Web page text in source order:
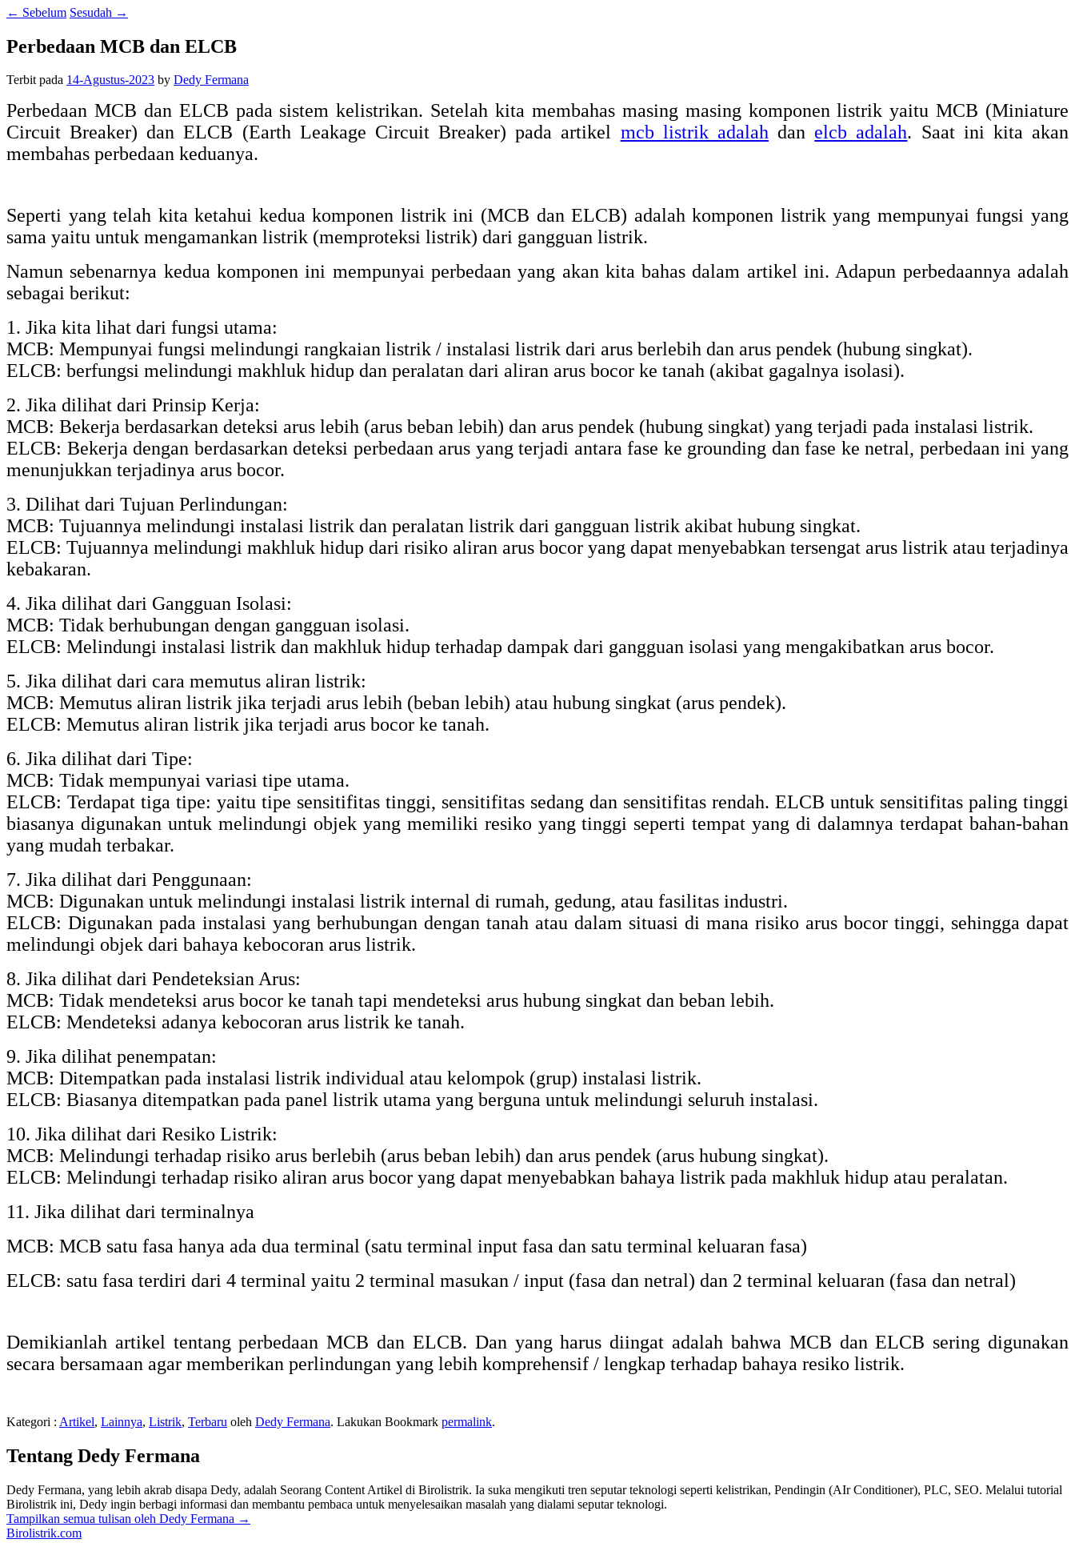
← Sebelum Sesudah →
Perbedaan MCB dan ELCB
Terbit pada 14-Agustus-2023 by Dedy Fermana
Perbedaan MCB dan ELCB pada sistem kelistrikan. Setelah kita membahas masing masing komponen listrik yaitu MCB (Miniature
Circuit Breaker) dan ELCB (Earth Leakage Circuit Breaker) pada artikel mcb listrik adalahdan elcb adalah. Saat ini kita akan
membahas perbedaan keduanya.
Seperti yang telah kita ketahui kedua komponen listrik ini (MCB dan ELCB) adalah komponen listrik yang mempunyai fungsi yang
sama yaitu untuk mengamankan listrik (memproteksi listrik) dari gangguan listrik.
Namun sebenarnya kedua komponen ini mempunyai perbedaan yang akan kita bahas dalam artikel ini. Adapun perbedaannya adalah
sebagai berikut:
1. Jika kita lihat dari fungsi utama:
MCB: Mempunyai fungsi melindungi rangkaian listrik / instalasi listrik dari arus berlebih dan arus pendek (hubung singkat).
ELCB: berfungsi melindungi makhluk hidup dan peralatan dari aliran arus bocor ke tanah (akibat gagalnya isolasi).
2. Jika dilihat dari Prinsip Kerja:
MCB: Bekerja berdasarkan deteksi arus lebih (arus beban lebih) dan arus pendek (hubung singkat) yang terjadi pada instalasi listrik.
ELCB: Bekerja dengan berdasarkan deteksi perbedaan arus yang terjadi antara fase ke grounding dan fase ke netral, perbedaan ini yang
menunjukkan terjadinya arus bocor.
3. Dilihat dari Tujuan Perlindungan:
MCB: Tujuannya melindungi instalasi listrik dan peralatan listrik dari gangguan listrik akibat hubung singkat.
ELCB: Tujuannya melindungi makhluk hidup dari risiko aliran arus bocor yang dapat menyebabkan tersengat arus listrik atau terjadinya
kebakaran.
4. Jika dilihat dari Gangguan Isolasi:
MCB: Tidak berhubungan dengan gangguan isolasi.
ELCB: Melindungi instalasi listrik dan makhluk hidup terhadap dampak dari gangguan isolasi yang mengakibatkan arus bocor.
5. Jika dilihat dari cara memutus aliran listrik:
MCB: Memutus aliran listrik jika terjadi arus lebih (beban lebih) atau hubung singkat (arus pendek).
ELCB: Memutus aliran listrik jika terjadi arus bocor ke tanah.
6. Jika dilihat dari Tipe:
MCB: Tidak mempunyai variasi tipe utama.
ELCB: Terdapat tiga tipe: yaitu tipe sensitifitas tinggi, sensitifitas sedang dan sensitifitas rendah. ELCB untuk sensitifitas paling tinggi
biasanya digunakan untuk melindungi objek yang memiliki resiko yang tinggi seperti tempat yang di dalamnya terdapat bahan-bahan
yang mudah terbakar.
7. Jika dilihat dari Penggunaan:
MCB: Digunakan untuk melindungi instalasi listrik internal di rumah, gedung, atau fasilitas industri.
ELCB: Digunakan pada instalasi yang berhubungan dengan tanah atau dalam situasi di mana risiko arus bocor tinggi, sehingga dapat
melindungi objek dari bahaya kebocoran arus listrik.
8. Jika dilihat dari Pendeteksian Arus:
MCB: Tidak mendeteksi arus bocor ke tanah tapi mendeteksi arus hubung singkat dan beban lebih.
ELCB: Mendeteksi adanya kebocoran arus listrik ke tanah.
9. Jika dilihat penempatan:
MCB: Ditempatkan pada instalasi listrik individual atau kelompok (grup) instalasi listrik.
ELCB: Biasanya ditempatkan pada panel listrik utama yang berguna untuk melindungi seluruh instalasi.
10. Jika dilihat dari Resiko Listrik:
MCB: Melindungi terhadap risiko arus berlebih (arus beban lebih) dan arus pendek (arus hubung singkat).
ELCB: Melindungi terhadap risiko aliran arus bocor yang dapat menyebabkan bahaya listrik pada makhluk hidup atau peralatan.
11. Jika dilihat dari terminalnya
MCB: MCB satu fasa hanya ada dua terminal (satu terminal input fasa dan satu terminal keluaran fasa)
ELCB: satu fasa terdiri dari 4 terminal yaitu 2 terminal masukan / input (fasa dan netral) dan 2 terminal keluaran (fasa dan netral)
Demikianlah artikel tentang perbedaan MCB dan ELCB. Dan yang harus diingat adalah bahwa MCB dan ELCB sering digunakan
secara bersamaan agar memberikan perlindungan yang lebih komprehensif / lengkap terhadap bahaya resiko listrik.
Kategori : Artikel, Lainnya, Listrik, Terbaru oleh Dedy Fermana. Lakukan Bookmark permalink.
Tentang Dedy Fermana
Dedy Fermana, yang lebih akrab disapa Dedy, adalah Seorang Content Artikel di Birolistrik. Ia suka mengikuti tren seputar teknologi seperti kelistrikan, Pendingin (AIr Conditioner), PLC, SEO. Melalui tutorial
Birolistrik ini, Dedy ingin berbagi informasi dan membantu pembaca untuk menyelesaikan masalah yang dialami seputar teknologi.
Tampilkan semua tulisan oleh Dedy Fermana →
Birolistrik.com